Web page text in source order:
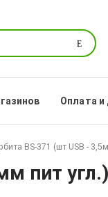
Поиск
Оплата и
BS-371 (шт USB -
пит